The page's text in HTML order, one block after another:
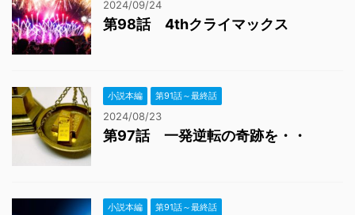
2024/09/24
第98話 4thクライマックス
小説本編 第91話～最終話
2024/08/23
第97話 一発逆転の奇跡を・・
小説本編 第91話～最終話